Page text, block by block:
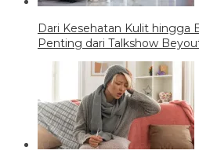
Dari Kesehatan Kulit hingga
Penting dari Talkshow